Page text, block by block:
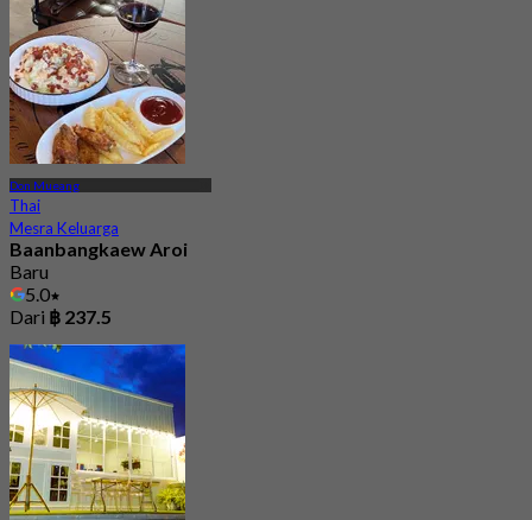
Don Mueang
Thai
Mesra Keluarga
Baanbangkaew Aroi
Baru
5.0
Dari ฿ 237.5